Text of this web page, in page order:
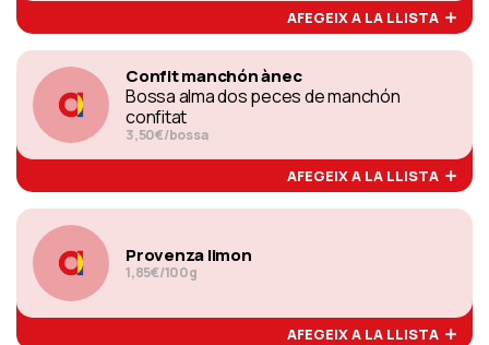
AFEGEIX A LA LLISTA
Confit manchón ànec
Bossa alma dos peces de manchón
confitat
3,50€/bossa
AFEGEIX A LA LLISTA
Provenza limon
1,85€/100g
AFEGEIX A LA LLISTA